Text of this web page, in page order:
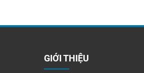
GIỚI THIỆU